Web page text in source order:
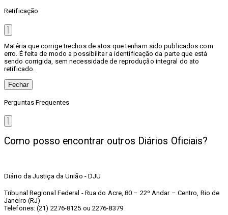
Retificação
Matéria que corrige trechos de atos que tenham sido publicados com
erro. É feita de modo a possibilitar a identificação da parte que está
sendo corrigida, sem necessidade de reprodução integral do ato
retificado.
Fechar
Perguntas Frequentes
Como posso encontrar outros Diários Oficiais?
Diário da Justiça da União - DJU
Tribunal Regional Federal - Rua do Acre, 80 – 22º Andar – Centro, Rio de
Janeiro (RJ)
Telefones: (21) 2276-8125 ou 2276-8379